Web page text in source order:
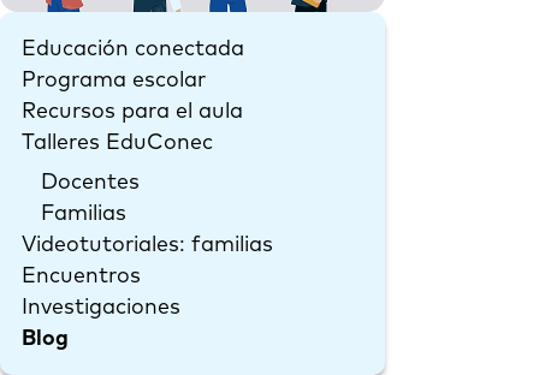
Educación conectada
Programa escolar
Recursos para el aula
Talleres EduConec
Docentes
Familias
Videotutoriales: familias
Encuentros
Investigaciones
Blog